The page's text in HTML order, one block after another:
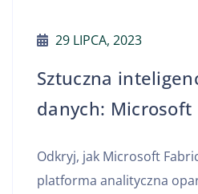
29 LIPCA, 2023
Sztuczna
danych: Microsoft
Odkryj, jak Microsoft
platforma analityczna